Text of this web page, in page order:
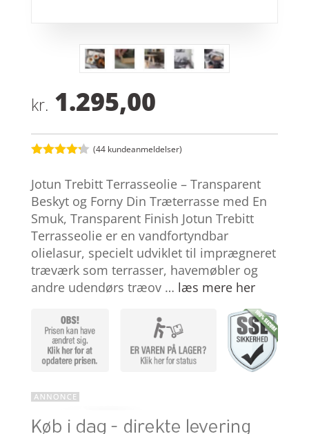
kr. 1.295,00
ud af 5
baseret
på
kundebedø
mmelser
(44 kundeanmeldelser)
Jotun Trebitt Terrasseolie – Transparent
Beskyt og Forny Din Træterrasse med En
Smuk, Transparent Finish Jotun Trebitt
Terrasseolie er en vandfortyndbar
olielasur, specielt udviklet til imprægneret
træværk som terrasser, havemøbler og
andre udendørs træov … læs mere her